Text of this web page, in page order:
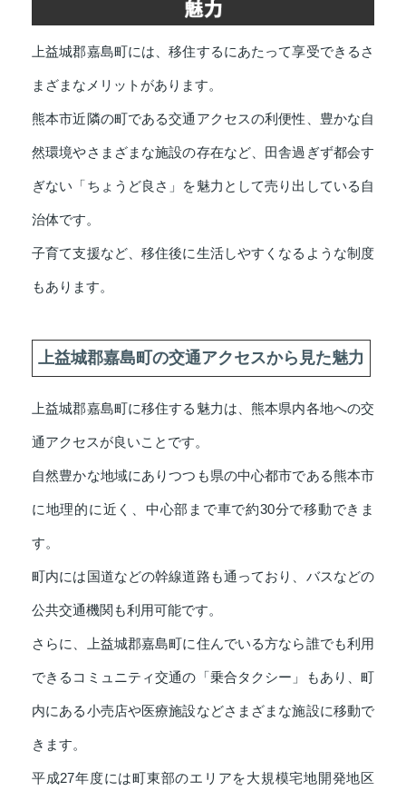
上益城郡嘉島町には、移住するにあたって享受できるさ
まざまなメリットがあります。
熊本市近隣の町である交通アクセスの利便性、豊かな自
然環境やさまざまな施設の存在など、田舎過ぎず都会す
ぎない「ちょうど良さ」を魅力として売り出している自
治体です。
子育て支援など、移住後に生活しやすくなるような制度
もあります。
上益城郡嘉島町の交通アクセスから見た魅力
上益城郡嘉島町に移住する魅力は、熊本県内各地への交
通アクセスが良いことです。
自然豊かな地域にありつつも県の中心都市である熊本市
に地理的に近く、中心部まで車で約30分で移動できま
す。
町内には国道などの幹線道路も通っており、バスなどの
公共交通機関も利用可能です。
さらに、上益城郡嘉島町に住んでいる方なら誰でも利用
できるコミュニティ交通の「乗合タクシー」もあり、町
内にある小売店や医療施設などさまざまな施設に移動で
きます。
平成27年度には町東部のエリアを大規模宅地開発地区